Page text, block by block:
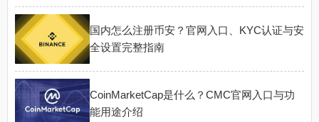
国内怎么注册币安？官网入口、KYC认证与安
全设置完整指南
CoinMarketCap是什么？CMC官网入口与功
能用途介绍